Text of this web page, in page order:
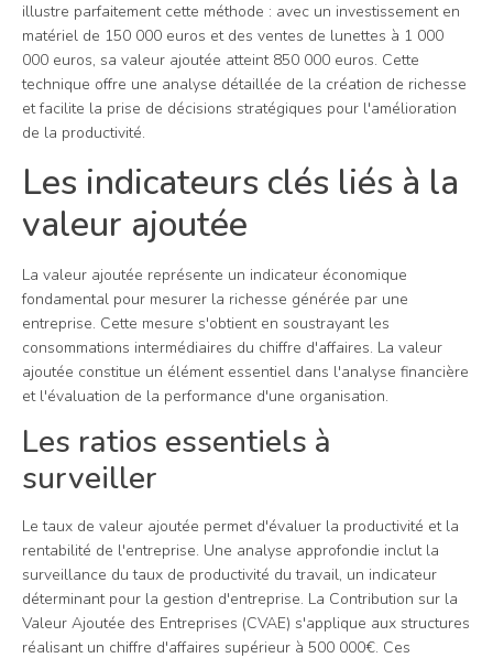
illustre parfaitement cette méthode : avec un investissement en
matériel de 150 000 euros et des ventes de lunettes à 1 000
000 euros, sa valeur ajoutée atteint 850 000 euros. Cette
technique offre une analyse détaillée de la création de richesse
et facilite la prise de décisions stratégiques pour l'amélioration
de la productivité.
Les indicateurs clés liés à la
valeur ajoutée
La valeur ajoutée représente un indicateur économique
fondamental pour mesurer la richesse générée par une
entreprise. Cette mesure s'obtient en soustrayant les
consommations intermédiaires du chiffre d'affaires. La valeur
ajoutée constitue un élément essentiel dans l'analyse financière
et l'évaluation de la performance d'une organisation.
Les ratios essentiels à
surveiller
Le taux de valeur ajoutée permet d'évaluer la productivité et la
rentabilité de l'entreprise. Une analyse approfondie inclut la
surveillance du taux de productivité du travail, un indicateur
déterminant pour la gestion d'entreprise. La Contribution sur la
Valeur Ajoutée des Entreprises (CVAE) s'applique aux structures
réalisant un chiffre d'affaires supérieur à 500 000€. Ces